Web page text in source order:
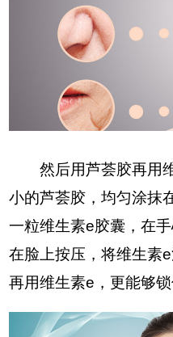
然后用芦荟胶再用维
小的芦荟胶，均匀涂抹
一粒维生素e胶囊，在
在脸上按压，将维生素
再用维生素e，更能够